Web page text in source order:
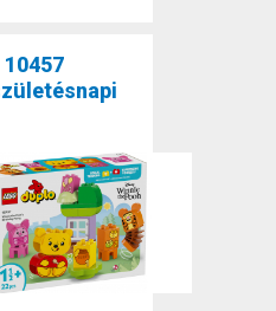
10457